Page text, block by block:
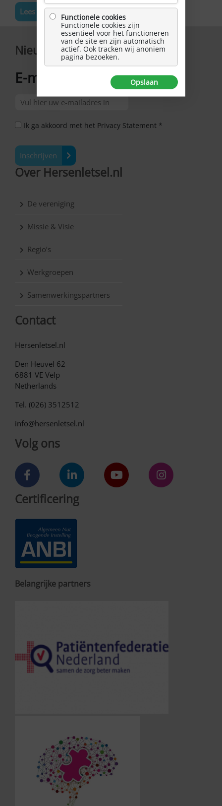
Lees meer nieuws
Nieuwsbrief
E-mailadres
Ik ga akkoord met het Privacy Statement *
Inschrijven
Over Hersenletsel.nl
De vereniging
Missie & Visie
Regio’s
Werkgroepen
Samenwerkingspartners
Contact
Hersenletsel.nl
Den Heuvel 62
6881 VE Velp
Netherlands
Tel. (026) 3512512
info@hersenletsel.nl
Volg ons
Certificering
Belangrijke partners
Functionele cookies
Functionele cookies zijn
essentieel voor het functioneren
van de site en zijn automatisch
actief. Ook tracken wij anoniem
pagina bezoeken.
Opslaan